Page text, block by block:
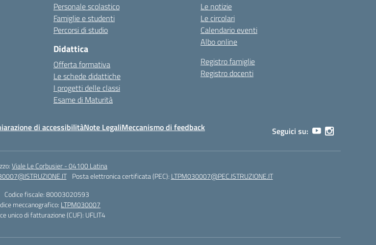
Personale scolastico
Famiglie e studenti
Percorsi di studio
Didattica
Offerta formativa
Le schede didattiche
I progetti delle classi
Esame di Maturità
Le notizie
Le circolari
Calendario eventi
Albo online
Registro famiglie
Registro docenti
di accessibilitàNote LegaliMeccanismo di feedback Seguici su:
Viale Le Corbusier - 04100 Latina
Posta elettronica certificata (PEC): LTPM030007@PEC.ISTRUZIONE.IT
Codice fiscale: 80003020593
meccanografico: LTPM030007
unico di fatturazione (CUF): UFLIT4